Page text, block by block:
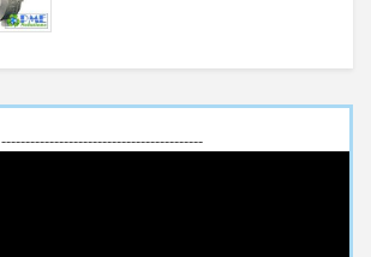
------------------------------------------